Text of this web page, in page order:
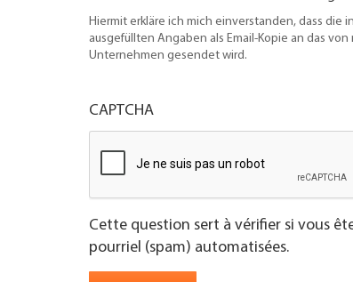
Hiermit erkläre ich mich einverstanden, dass die
ausgefüllten Angaben als Email-Kopie an das von
Unternehmen gesendet wird.
CAPTCHA
Cette question sert à vérifier si vous
pourriel (spam) automatisées.